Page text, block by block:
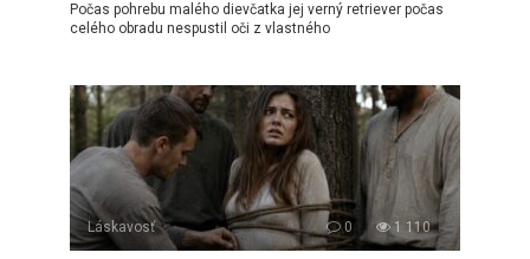
Počas pohrebu malého dievčatka jej verný retriever počas
celého obradu nespustil oči z vlastného
Láskavosť 0 1 110